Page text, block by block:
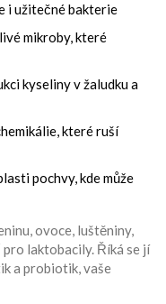
i užitečné bakterie
mikroby, které
kyseliny v žaludku a
které ruší
pochvy, kde může
ovoce, luštěniny,
laktobacily. Říká se jí
a probiotik, vaše